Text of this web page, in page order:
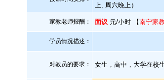
上, 周六晚上）
家教老师报酬： 面议 元/小时 【南宁家
学员情况描述：
对教员的要求： 女生，高中，大学在校